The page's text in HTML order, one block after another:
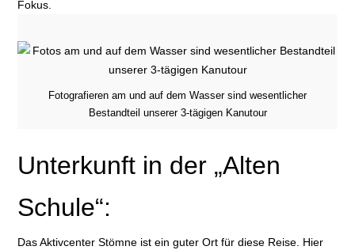
Fokus.
Fotografieren am und auf dem Wasser sind wesentlicher
Bestandteil unserer 3-tägigen Kanutour
Unterkunft in der „Alten
Schule“:
Das Aktivcenter Stömne ist ein guter Ort für diese Reise. Hier